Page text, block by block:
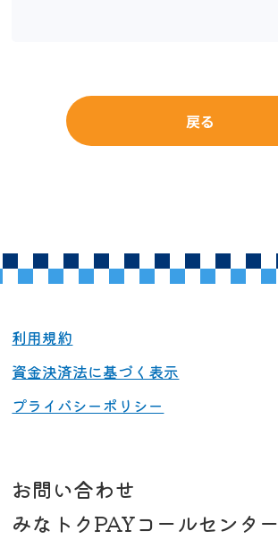
戻る
お問い合わせ
みなトクPAYコールセンター
利用規約
資金決済法に基づく表示
プライバシーポリシー